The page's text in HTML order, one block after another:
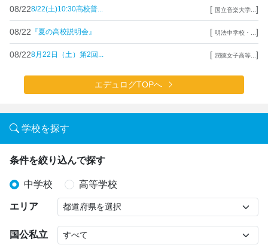
08/228/22(土)10:30高校普... [ 国立音楽大学... ]
08/22 『夏の高校説明会』 [ 明法中学校・... ]
08/228月22日（土）第2回... [ 潤徳女子高等... ]
エデュログTOPへ
学校を探す
条件を絞り込んで探す
中学校 高等学校
エリア
国公私立